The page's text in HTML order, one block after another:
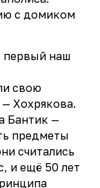
с домиком
первый наш
свою
Хохрякова.
Бантик —
предметы
считались
и ещё 50 лет